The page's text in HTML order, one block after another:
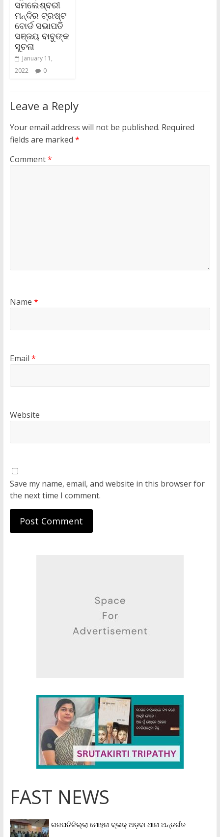
ସମଲେଶ୍ବରୀ
ମନ୍ଦିର ଟ୍ରଷ୍ଟ
ବୋର୍ଡ ସଭାପତି
ସଞ୍ଜୟ ବାବୁଙ୍କ
ସୂଚନା
January 11,
2022
0
Leave a Reply
Your email address will not be published. Required
fields are marked *
Comment*
Name *
Email *
Website
Save my name, email, and website in this browser for
the next time I comment.
FAST NEWS
ଗଜପତିଜିଲ୍ଲା ମୋହନା ବ୍ଲକ୍‌ ଅଡ଼ବା ଥାନା ଅନ୍ତର୍ଗତ